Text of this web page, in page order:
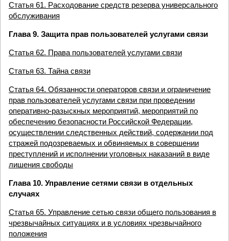
Статья 61. Расходование средств резерва универсального
обслуживания
Глава 9. Защита прав пользователей услугами связи
Статья 62. Права пользователей услугами связи
Статья 63. Тайна связи
Статья 64. Обязанности операторов связи и ограничение
прав пользователей услугами связи при проведении
оперативно-разыскных мероприятий, мероприятий по
обеспечению безопасности Российской Федерации,
осуществлении следственных действий, содержании под
стражей подозреваемых и обвиняемых в совершении
преступлений и исполнении уголовных наказаний в виде
лишения свободы
Глава 10. Управление сетями связи в отдельных
случаях
Статья 65. Управление сетью связи общего пользования в
чрезвычайных ситуациях и в условиях чрезвычайного
положения